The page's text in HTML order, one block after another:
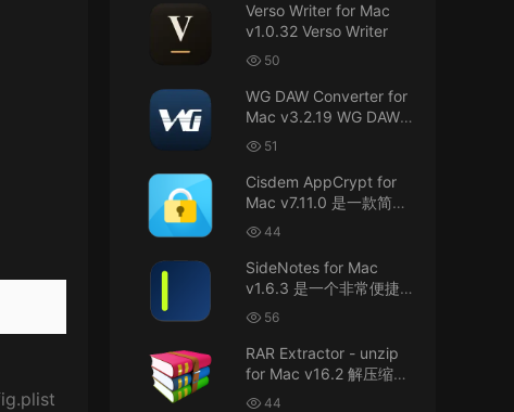
u6525353742092371 • 2026-07-26
来源： DaVinci Resolve Studio 21 for Mac
v21.0.3 AIO 达芬奇世界顶级调色软件
janm999 • 2026-07-23
谢谢分享~
来源： AppleIGC.kext v1.8 黑苹果2.5G有线网卡
u9121732520675862 • 2026-07-22
可以重新发送夸克的资源吗，夸克的已经失
效了
Verso Writer for Mac
v1.0.32 Verso Writer
50
WG DAW Converter for
Mac v3.2.19 WG DAW转
换器
51
Cisdem AppCrypt for
Mac v7.11.0 是一款简单
好用的Mac应用加密软件
44
SideNotes for Mac
v1.6.3 是一个非常便捷的
笔记软件
56
RAR Extractor - unzip
for Mac v16.2 解压缩工
具 44